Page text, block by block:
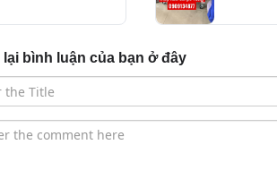
máy
lại bình luận của bạn ở đây